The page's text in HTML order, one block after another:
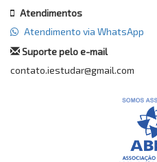
Atendimentos
Atendimento via WhatsApp
Suporte pelo e-mail
contato.iestudar@gmail.com